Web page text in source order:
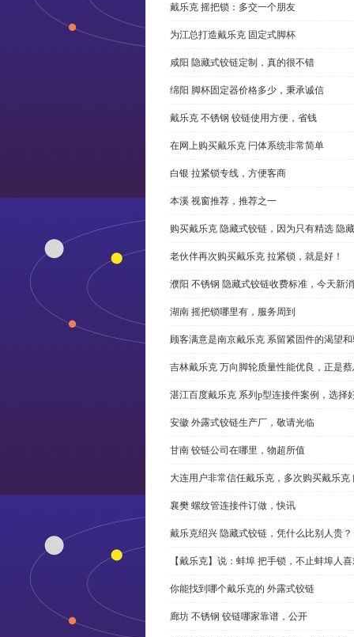
戴乐克 摇把锁：多交一个朋友
为江总打造戴乐克 固定式脚杯
咸阳 隐藏式铰链定制，真的很不错
绵阳 脚杯固定器价格多少，秉承诚信
戴乐克 不锈钢 铰链使用方便，省钱
在网上购买戴乐克 闩体系统非常简单
白银 拉紧锁专线，方便客商
本溪 视窗推荐，推荐之一
购买戴乐克 隐藏式铰链，因为只有精选 隐
老伙伴再次购买戴乐克 拉紧锁，就是好！
濮阳 不锈钢 隐藏式铰链收费标准，今天新
湖南 摇把锁哪里有，服务周到
顾客满意是南京戴乐克 系留紧固件的渴望
吉林戴乐克 万向脚轮质量性能优良，正是
湛江百度戴乐克 系列p型连接件案例，选择
安徽 外露式铰链生产厂，敬请光临
甘南 铰链公司在哪里，物超所值
大连用户非常信任戴乐克，多次购买戴乐克
襄樊 螺纹管连接件订做，快讯
戴乐克绍兴 隐藏式铰链，凭什么比别人贵？
【戴乐克】说：蚌埠 把手锁，不止蚌埠人
你能找到哪个戴乐克的 外露式铰链
廊坊 不锈钢 铰链哪家靠谱，公开